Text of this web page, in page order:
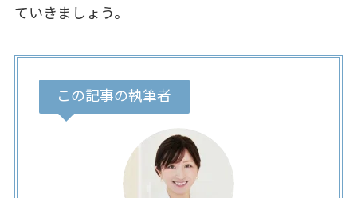
ていきましょう。
この記事の執筆者